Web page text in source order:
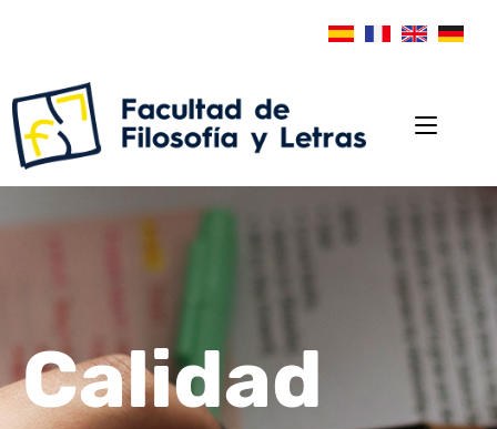
Calidad